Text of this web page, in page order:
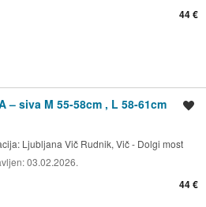
44 €
– siva M 55-58cm , L 58-61cm
Ljubljana Vič Rudnik, Vič - Dolgi most
03.02.2026.
44 €